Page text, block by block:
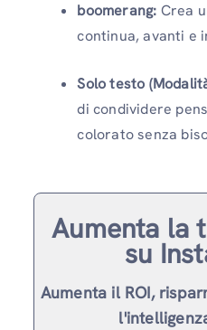
boomerang: Crea
continua, avanti e
Solo testo
di condividere
colorato senza
Aumenta la
su
Aumenta il ROI,